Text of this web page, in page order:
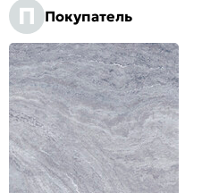
П Покупатель